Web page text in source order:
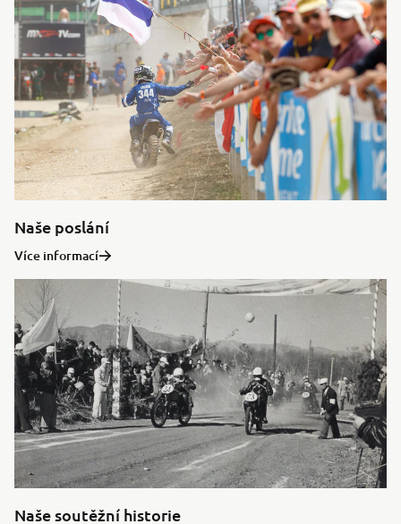
Naše poslání
Více informací
Naše soutěžní historie